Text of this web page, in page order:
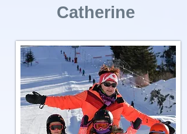
Catherine